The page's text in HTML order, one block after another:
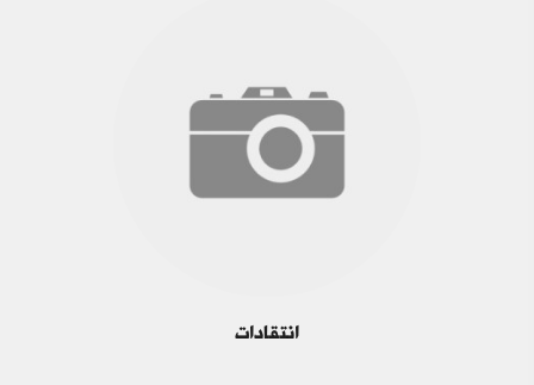
انتقادات